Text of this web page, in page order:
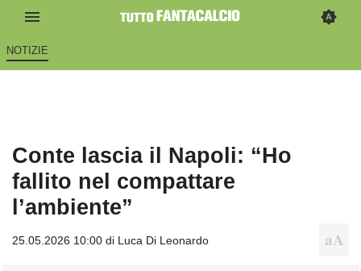
NOTIZIE
Conte lascia il Napoli: “Ho
fallito nel compattare
l’ambiente”
25.05.2026 10:00 di Luca Di Leonardo